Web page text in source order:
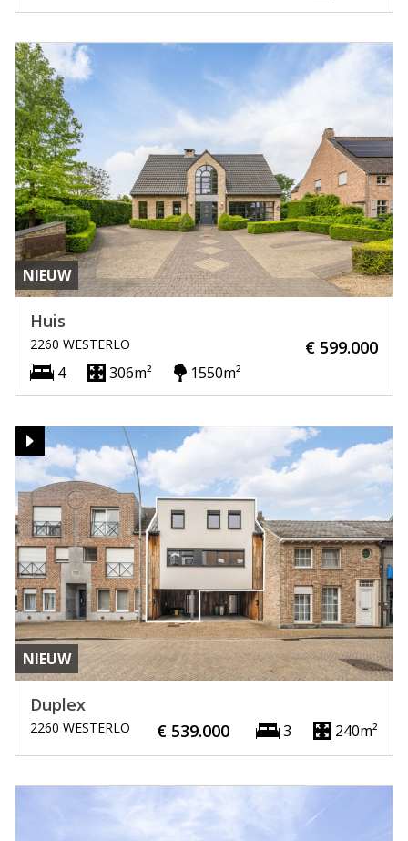
NIEUW
Huis
2260 WESTERLO € 599.000
4 306m² 1550m²
NIEUW
Duplex
2260 WESTERLO € 539.000 3 240m²